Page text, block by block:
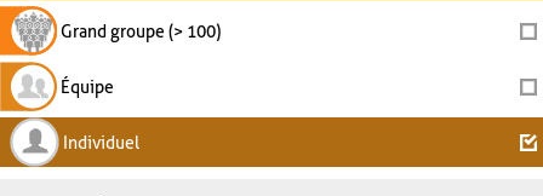
Grand groupe (> 100)
Équipe
Individuel